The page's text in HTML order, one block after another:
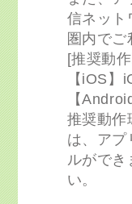
信ネット
圏内でご
[推奨動
【iOS】
【
推奨動作
は、アプ
ルができ
い。